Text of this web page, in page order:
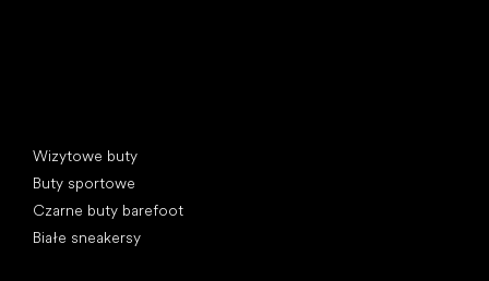
Wizytowe buty
Buty sportowe
Czarne buty barefoot
Białe sneakersy